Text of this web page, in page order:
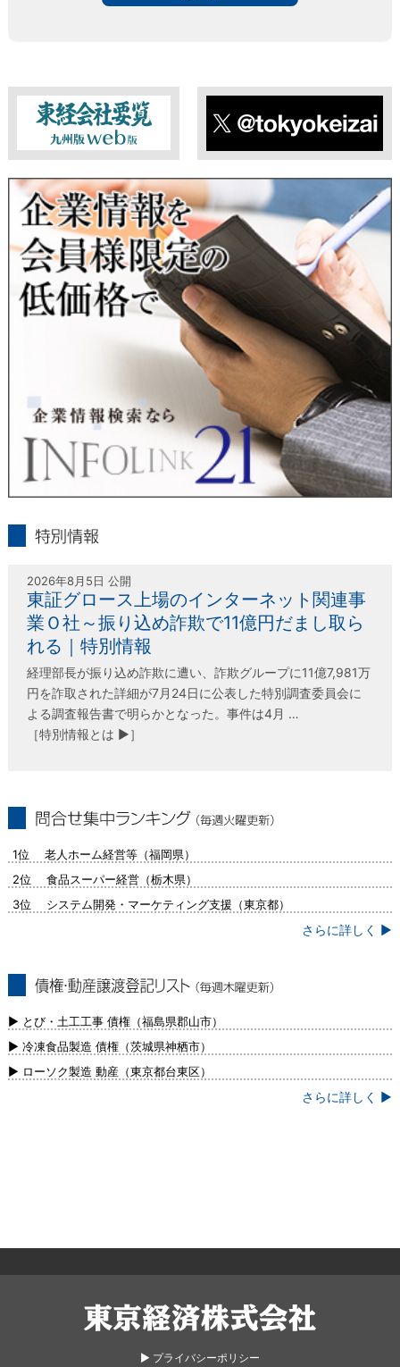
■個人情報の第三者提供について
■ 個人情報提供の任意性及び留意点
個人情報のご提供は任意ですが、必要な個人情報をご提供いた
だけなかった場合は、上記利用目的を達成できない場合があり
ますのでご了承ください。
当社は、本人が自己の個人情報について、通知・開示・訂正・
追加・削除・利用停止・提供停止の希望がございましたら、本
人または代理人の請求応じて、個人データの通知・開示・訂
正・追加・削除・利用停止・提供停止の請求に応じます。
受付方法は、本人確認資料（運転免許証、パスポート何れかの
コピー）、「個人情報取扱申請書」「委任状」（代理人による
申請の場合のみ必要となります）を当社宛にお送り下さい。
＜個人情報保護に関するお問合せ・相談窓口＞
〒802-0004 北九州市小倉北区鍛冶町2丁目5-11（第一東経ビ
フリーダイヤル 0120-55-9986
受付時間 平日9：00～17：00
東経会社要覧web版 X
2026年8月5日 公開
東証グロース上場のインターネット関連事
業Ｏ社～振り込め詐欺で11億円だまし取ら
れる｜特別情報
経理部長が振り込め詐欺に遭い、詐欺グループに11億7,981万
円を詐取された詳細が7月24日に公表した特別調査委員会に
よる調査報告書で明らかとなった。事件は4月 …
［特別情報とは ▶］
1位 老人ホーム経営等（福岡県）
2位 食品スーパー経営（栃木県）
3位 システム開発・マーケティング支援（東京都）
さらに詳しく ▶
新）
▶ とび・土工工事 債権（福島県郡山市）
▶ 冷凍食品製造 債権（茨城県神栖市）
▶ ローソク製造 動産（東京都台東区）
さらに詳しく ▶
▶︎ プライバシーポリシー